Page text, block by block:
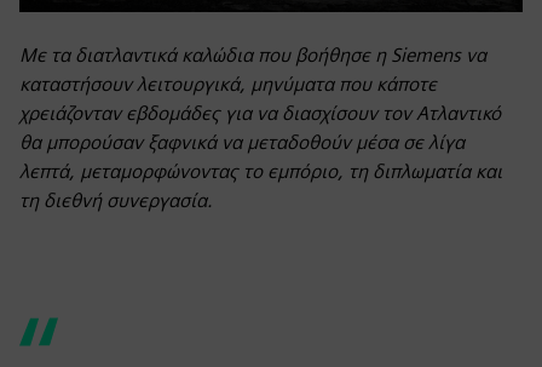
Play Mute Settings
PIP
Enter
Με τα διατλαντικά καλώδια που βοήθησε η Siemens να
καταστήσουν λειτουργικά, μηνύματα που κάποτε
χρειάζονταν εβδομάδες για να διασχίσουν τον Ατλαντικό
θα μπορούσαν ξαφνικά να μεταδοθούν μέσα σε λίγα
λεπτά, μεταμορφώνοντας το εμπόριο, τη διπλωματία και
τη διεθνή συνεργασία.